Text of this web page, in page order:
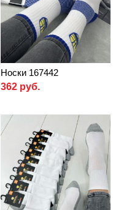
Носки 167442
362 руб.